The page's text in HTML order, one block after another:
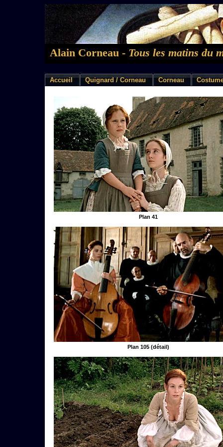
Alain Corneau - Tous les matins du
Accueil Quignard / Corneau Corneau
Plan 41
Plan 105 (détail)